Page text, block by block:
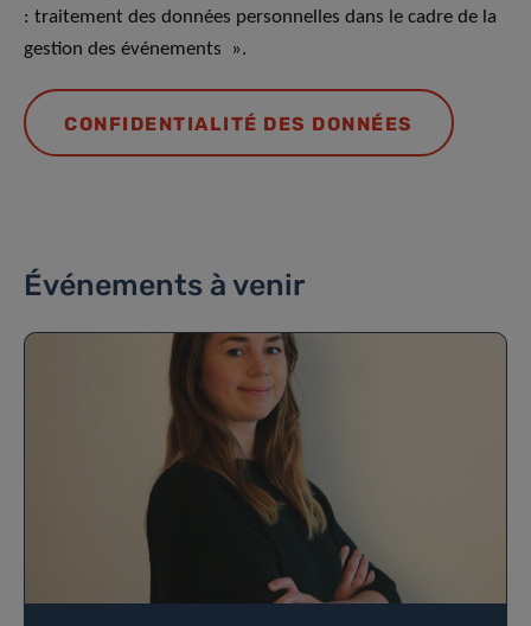
: traitement des données personnelles dans le cadre de la
gestion des événements ».
CONFIDENTIALITÉ DES DONNÉES
Événements à venir